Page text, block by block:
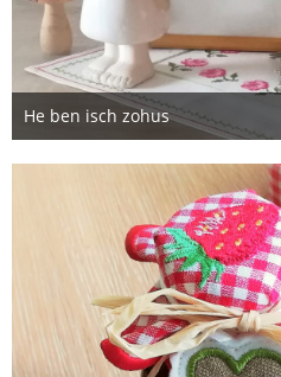
He ben isch zohus
5. Oktober 2019